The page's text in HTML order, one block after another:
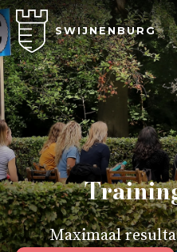
SWIJNENBURG
Maximaal